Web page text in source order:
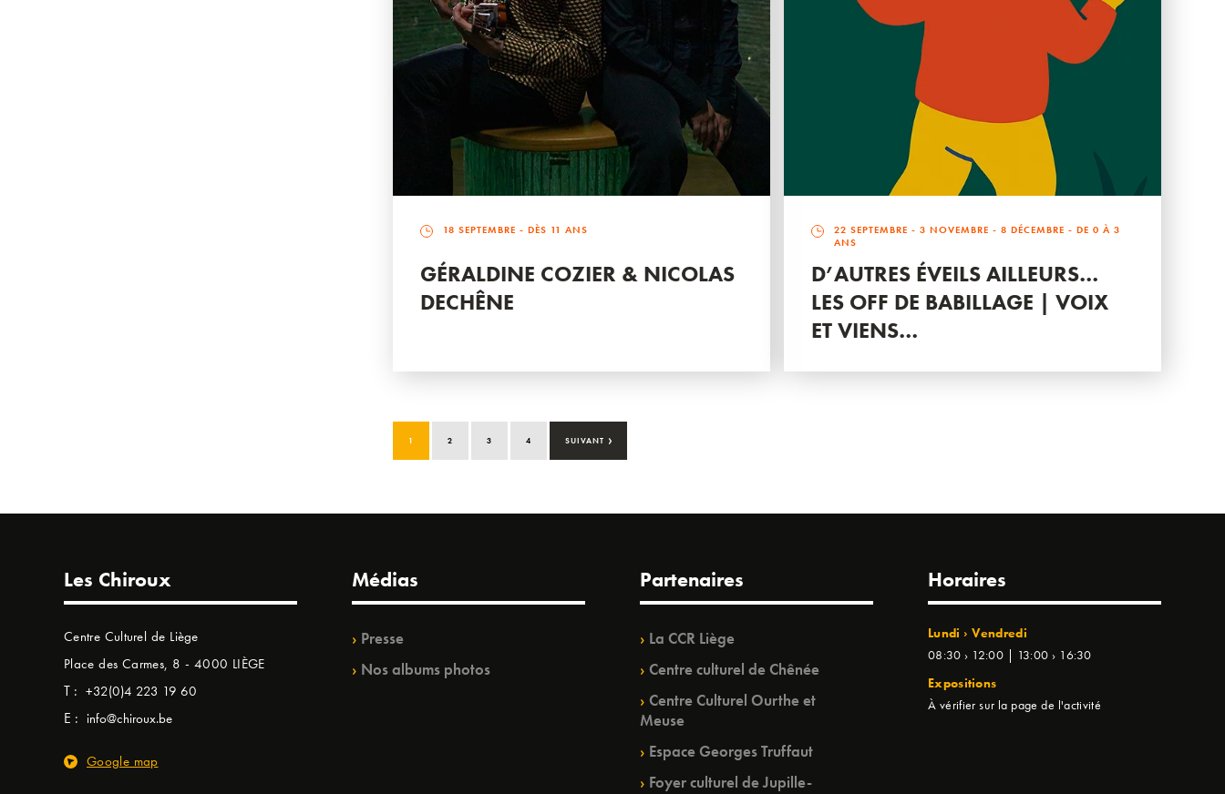
18 SEPTEMBRE - DÈS 11 ANS
GÉRALDINE COZIER & NICOLAS
DECHÊNE
22 SEPTEMBRE -3 NOVEMBRE -8 DÉCEMBRE - DE 0 À 3
ANS
D’AUTRES ÉVEILS AILLEURS…
LES OFF DE BABILLAGE | VOIX
ET VIENS…
1 2 3 4 SUIVANT ›
Les Chiroux
Centre Culturel de Liège
Place des Carmes, 8 - 4000 LIÈGE
T : +32(0)4 223 19 60
E : info@chiroux.be
Google map
Médias
Presse
Nos albums photos
Partenaires
La CCR Liège
Centre culturel de Chênée
Centre Culturel Ourthe et
Meuse
Espace Georges Truffaut
Foyer culturel de Jupille-
Horaires
Lundi › Vendredi
08:30 › 12:00 | 13:00 › 16:30
Expositions
À vérifier sur la page de l'activité